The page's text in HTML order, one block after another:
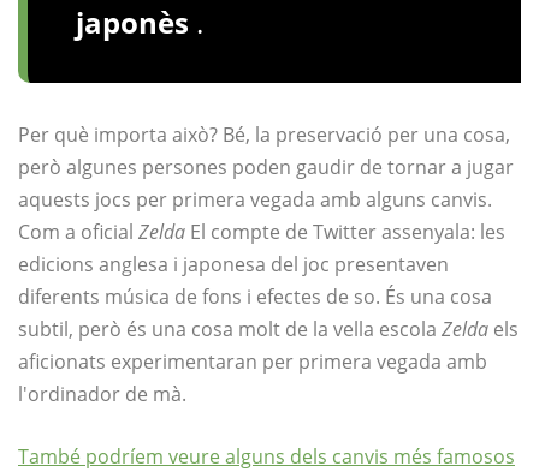
japonès .
Per què importa això? Bé, la preservació per una cosa,
però algunes persones poden gaudir de tornar a jugar
aquests jocs per primera vegada amb alguns canvis.
Com a oficial Zelda El compte de Twitter assenyala: les
edicions anglesa i japonesa del joc presentaven
diferents música de fons i efectes de so. És una cosa
subtil, però és una cosa molt de la vella escola Zelda els
aficionats experimentaran per primera vegada amb
l'ordinador de mà.
També podríem veure alguns dels canvis més famosos